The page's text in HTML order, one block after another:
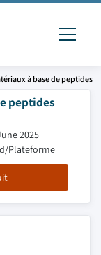
à base de peptides
peptides
2025
Plateforme